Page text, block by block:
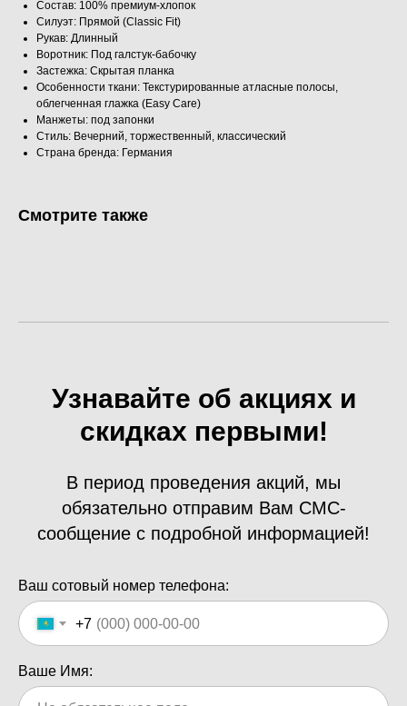
Состав: 100% премиум-хлопок
Силуэт: Прямой (Classic Fit)
Рукав: Длинный
Воротник: Под галстук-бабочку
Застежка: Скрытая планка
Особенности ткани: Текстурированные атласные полосы,
облегченная глажка (Easy Care)
Манжеты: под запонки
Стиль: Вечерний, торжественный, классический
Страна бренда: Германия
Смотрите также
Узнавайте об акциях и
скидках первыми!
В период проведения акций, мы
обязательно отправим Вам СМС-
сообщение с подробной информацией!
Ваш сотовый номер телефона:
+7
Ваше Имя: